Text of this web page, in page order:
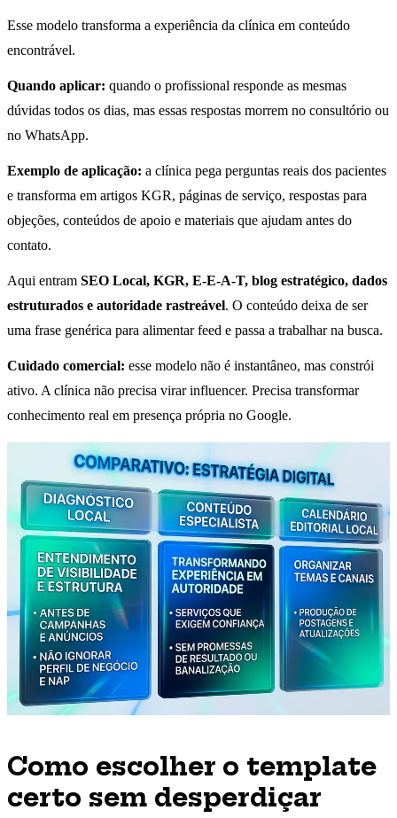
Esse modelo transforma a experiência da clínica em conteúdo
encontrável.
Quando aplicar: quando o profissional responde as mesmas
dúvidas todos os dias, mas essas respostas morrem no consultório ou
no WhatsApp.
Exemplo de aplicação: a clínica pega perguntas reais dos pacientes
e transforma em artigos KGR, páginas de serviço, respostas para
objeções, conteúdos de apoio e materiais que ajudam antes do
contato.
Aqui entram SEO Local, KGR, E-E-A-T, blog estratégico, dados
estruturados e autoridade rastreável. O conteúdo deixa de ser
uma frase genérica para alimentar feed e passa a trabalhar na busca.
Cuidado comercial: esse modelo não é instantâneo, mas constrói
ativo. A clínica não precisa virar influencer. Precisa transformar
conhecimento real em presença própria no Google.
Como escolher o template
certo sem desperdiçar